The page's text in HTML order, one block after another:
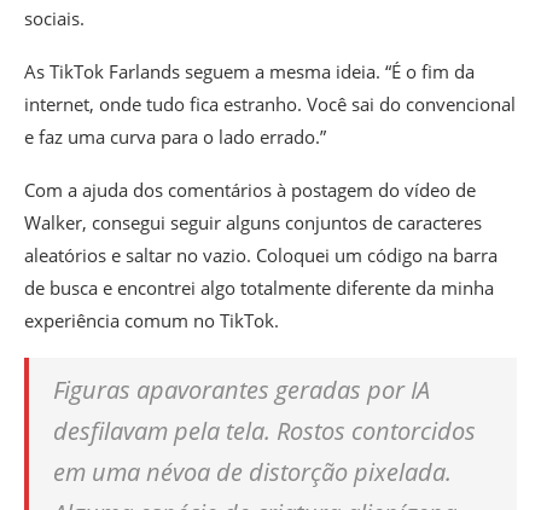
sociais.
As TikTok Farlands seguem a mesma ideia. “É o fim da
internet, onde tudo fica estranho. Você sai do convencional
e faz uma curva para o lado errado.”
Com a ajuda dos comentários à postagem do vídeo de
Walker, consegui seguir alguns conjuntos de caracteres
aleatórios e saltar no vazio. Coloquei um código na barra
de busca e encontrei algo totalmente diferente da minha
experiência comum no TikTok.
Figuras apavorantes geradas por IA
desfilavam pela tela. Rostos contorcidos
em uma névoa de distorção pixelada.